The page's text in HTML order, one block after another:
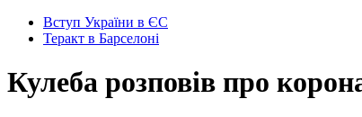
Вступ України в ЄС
Теракт в Барселоні
Кулеба розповів про